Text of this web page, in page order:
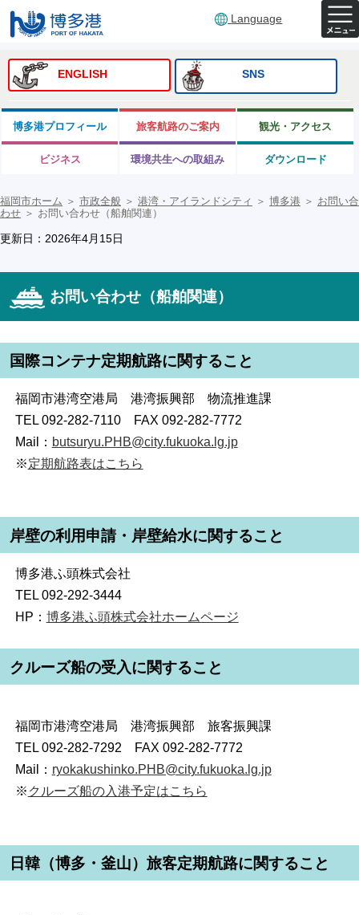
Language
ENGLISH SNS
博多港プロフィール 旅客航路のご案内 観光・アクセス
ビジネス 環境共生への取組み ダウンロード
福岡市ホーム ＞ 市政全般 ＞ 港湾・アイランドシティ ＞ 博多港 ＞ お問い合
わせ ＞ お問い合わせ（船舶関連）
更新日：2026年4月15日
お問い合わせ（船舶関連）
国際コンテナ定期航路に関すること
福岡市港湾空港局 港湾振興部 物流推進課
TEL 092-282-7110 FAX 092-282-7772
Mail： butsuryu.PHB@city.fukuoka.lg.jp
※定期航路表はこちら
岸壁の利用申請・岸壁給水に関すること
博多港ふ頭株式会社
TEL 092-292-3444
HP： 博多港ふ頭株式会社ホームページ
クルーズ船の受入に関すること
福岡市港湾空港局 港湾振興部 旅客振興課
TEL 092-282-7292 FAX 092-282-7772
Mail： ryokakushinko.PHB@city.fukuoka.lg.jp
※ クルーズ船の入港予定はこちら
日韓（博多・釜山）旅客定期航路に関すること